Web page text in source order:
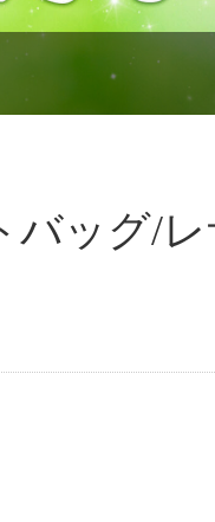
バッグ/